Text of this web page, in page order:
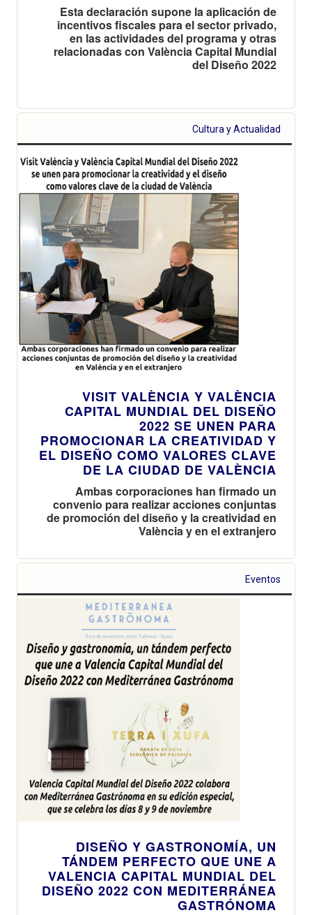
Esta declaración supone la aplicación de
incentivos fiscales para el sector privado,
en las actividades del programa y otras
relacionadas con València Capital Mundial
del Diseño 2022
Cultura y Actualidad
VISIT VALÈNCIA Y VALÈNCIA
CAPITAL MUNDIAL DEL DISEÑO
2022 SE UNEN PARA
PROMOCIONAR LA CREATIVIDAD Y
EL DISEÑO COMO VALORES CLAVE
DE LA CIUDAD DE VALÈNCIA
Ambas corporaciones han firmado un
convenio para realizar acciones conjuntas
de promoción del diseño y la creatividad en
València y en el extranjero
Eventos
DISEÑO Y GASTRONOMÍA, UN
TÁNDEM PERFECTO QUE UNE A
VALENCIA CAPITAL MUNDIAL DEL
DISEÑO 2022 CON MEDITERRÁNEA
GASTRÓNOMA